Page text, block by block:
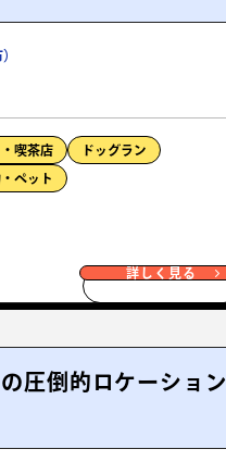
喫茶店 ドッグラン
ペット
詳しく見る
圧倒的ロケーション